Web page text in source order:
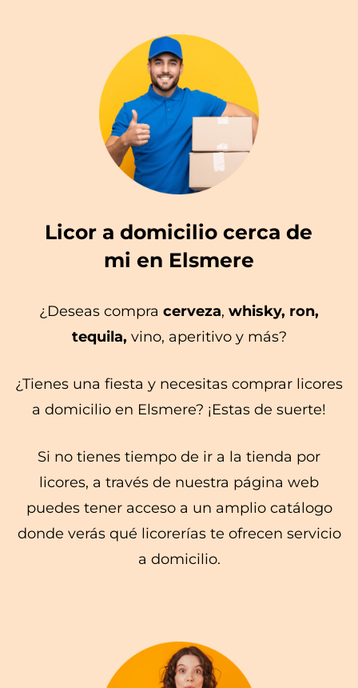
Licor a domicilio cerca de
mi en Elsmere
¿Deseas compra cerveza, whisky, ron,
tequila, vino, aperitivo y más?
¿Tienes una fiesta y necesitas comprar licores
a domicilio en Elsmere? ¡Estas de suerte!
Si no tienes tiempo de ir a la tienda por
licores, a través de nuestra página web
puedes tener acceso a un amplio catálogo
donde verás qué licorerías te ofrecen servicio
a domicilio.